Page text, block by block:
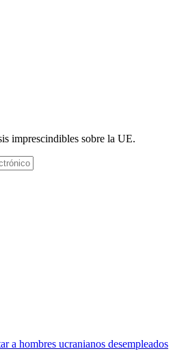
imprescindibles sobre la UE.
a hombres ucranianos desempleados